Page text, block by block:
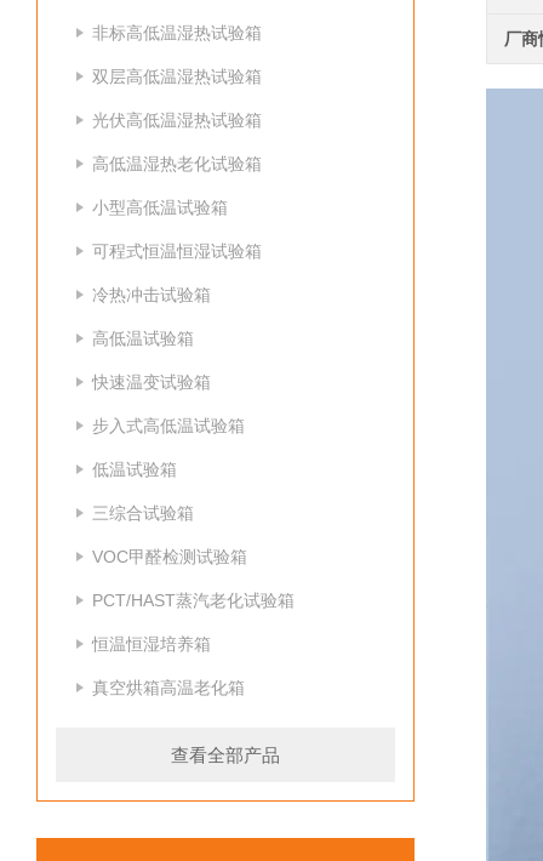
非标高低温湿热试验箱
双层高低温湿热试验箱
光伏高低温湿热试验箱
高低温湿热老化试验箱
小型高低温试验箱
可程式恒温恒湿试验箱
冷热冲击试验箱
高低温试验箱
快速温变试验箱
步入式高低温试验箱
低温试验箱
三综合试验箱
VOC甲醛检测试验箱
PCT/HAST蒸汽老化试验箱
恒温恒湿培养箱
真空烘箱高温老化箱
查看全部产品
厂商